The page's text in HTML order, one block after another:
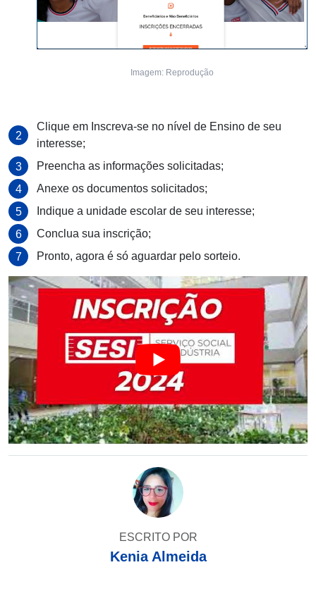
Imagem: Reprodução
Clique em Inscreva-se no nível de Ensino de seu
interesse;
Preencha as informações solicitadas;
Anexe os documentos solicitados;
Indique a unidade escolar de seu interesse;
Conclua sua inscrição;
Pronto, agora é só aguardar pelo sorteio.
ESCRITO POR
Kenia Almeida